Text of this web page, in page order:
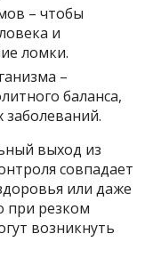
– чтобы
и
ломки.
–
баланса,
выход из
совпадает
или даже
при резком
возникнуть